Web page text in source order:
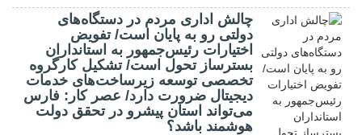
چالش اداری مردم در دستگاه‌های
دولتی رو به پایان است/ تفویض
اختیارات رئیس‌جمهور به استانداران
بسترساز تحول است/ تشکیل کارگروه
تخصصی توسعه زیرساخت‌های خدمات
دیجیتال ضرورت دارد/ عصر کار: فارس
می‌تواند استان پیشرو در تحقق دولت
هوشمند باشد؟